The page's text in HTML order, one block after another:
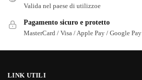
Valida nel paese di utilizzoe
Pagamento sicuro e protetto
MasterCard / Visa / Apple Pay / Google Pay
LINK UTILI